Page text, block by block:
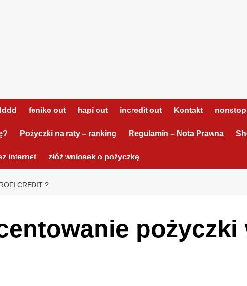
feniko out hapi out incredit out Kontakt nonstop
Pożyczki na raty – ranking Regulamin – Nota Prawna
internet złóż wniosek o pożyczkę
CREDIT ?
pożyczki